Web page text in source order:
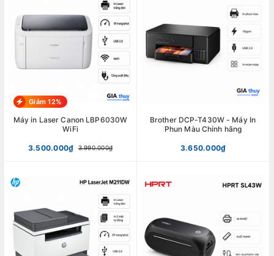
Giảm 12%
Máy in Laser Canon LBP6030W
WiFi
3.500.000₫ 3.990.000₫
Brother DCP-T430W - Máy In
Phun Màu Chính hãng
3.650.000₫